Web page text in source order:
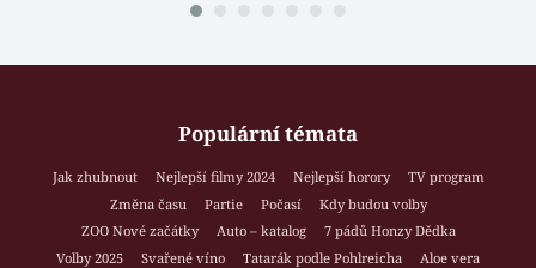
Populární témata
Jak zhubnout Nejlepší filmy 2024 Nejlepší horory
TV program
Změna času
Partie Počasí
Kdy budou volby
ZOO Nové začátky
Auto – katalog
7 pádů Honzy Dědka
Volby 2025
Svařené víno Tatarák podle Pohlreicha
Aloe vera